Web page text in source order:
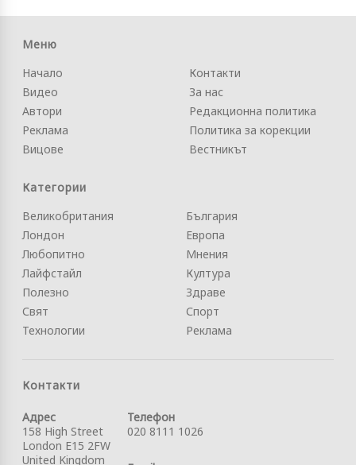
Меню
Начало
Видео
Автори
Реклама
Вицове
Контакти
За нас
Редакционна политика
Политика за корекции
Вестникът
Категории
Великобритания
Лондон
Любопитно
Лайфстайл
Полезно
Свят
Технологии
България
Европа
Мнения
Култура
Здраве
Спорт
Реклама
Контакти
Адрес
158 High Street
London E15 2FW
United Kingdom
Телефон
020 8111 1026